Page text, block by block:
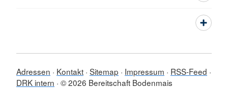
Adressen Kontakt Sitemap Impressum
RSS-Feed
DRK intern © 2026 Bereitschaft Bodenmais